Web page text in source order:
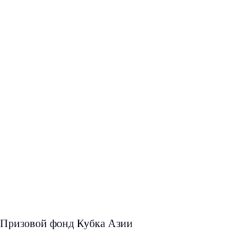
Призовой фонд Кубка Азии